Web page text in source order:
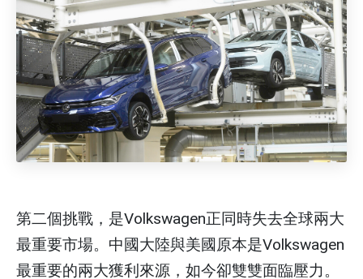
第二個挑戰，是Volkswagen正同時失去全球兩大
最重要市場。中國大陸與美國原本是Volkswagen
最重要的兩大獲利來源，如今卻雙雙面臨壓力。